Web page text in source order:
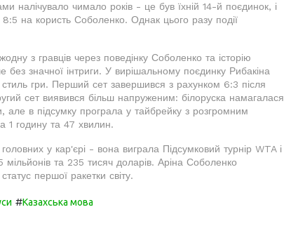
налічувало чимало років - це був їхній 14-й поєдинок, і
на користь Соболенко. Однак цього разу події
з гравців через поведінку Соболенко та історію
без значної інтриги. У вирішальному поєдинку Рибакіна
гри. Перший сет завершився з рахунком 6:3 після
сет виявився більш напруженим: білоруска намагалася
але в підсумку програла у тайбрейку з розгромним
1 годину та 47 хвилин.
у кар'єрі - вона виграла Підсумковий турнір WTA і
та 235 тисяч доларів. Аріна Соболенко
першої ракетки світу.
#Казахська мова